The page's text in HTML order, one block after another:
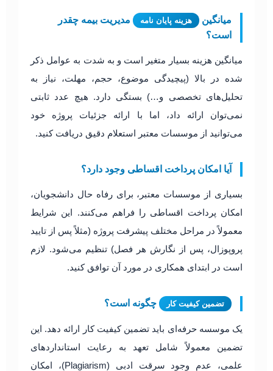
میانگین هزینه پایان نامه
مدیریت بیمه چقدر
است؟
میانگین هزینه بسیار متغیر است و به شدت به عوامل ذکر
شده در بالا (پیچیدگی موضوع، حجم، مهلت، نیاز به
تحلیل‌های تخصصی و…) بستگی دارد. هیچ عدد ثابتی
نمی‌توان ارائه داد، اما با ارائه جزئیات پروژه خود
می‌توانید از موسسات معتبر استعلام دقیق دریافت کنید.
آیا امکان پرداخت اقساطی وجود دارد؟
بسیاری از موسسات معتبر، برای رفاه حال دانشجویان،
امکان پرداخت اقساطی را فراهم می‌کنند. این شرایط
معمولاً در مراحل مختلف پیشرفت پروژه (مثلاً پس از تایید
پروپوزال، پس از نگارش هر فصل) تنظیم می‌شود. لازم
است در ابتدای همکاری در مورد آن توافق کنید.
تضمین کیفیت کار چگونه است؟
یک موسسه حرفه‌ای باید تضمین کیفیت کار ارائه دهد. این
تضمین معمولاً شامل تعهد به رعایت استانداردهای
علمی، عدم وجود سرقت ادبی (Plagiarism)، امکان